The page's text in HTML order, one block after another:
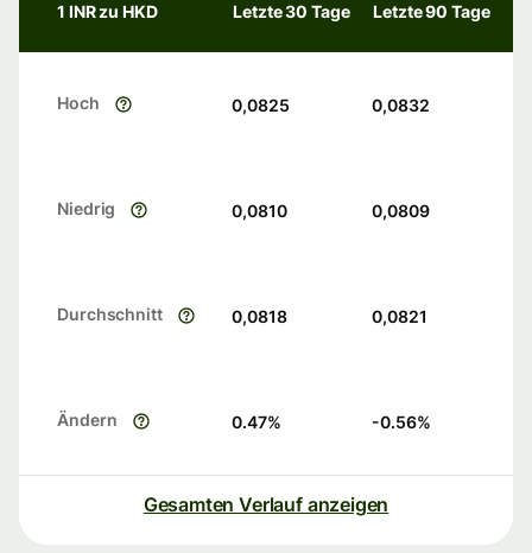
1 INR zu HKD Letzte 30 Tage Letzte 90 Tage
Hoch 0,0825 0,0832
Niedrig 0,0810 0,0809
Durchschnitt 0,0818 0,0821
Ändern 0.47% -0.56%
Gesamten Verlauf anzeigen